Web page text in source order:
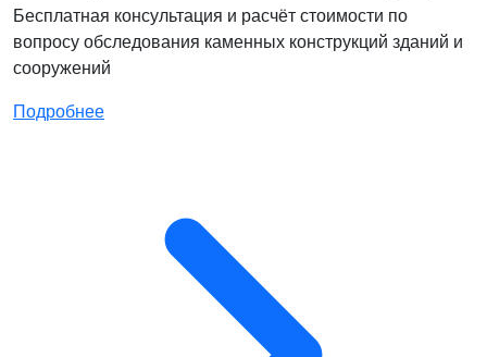
Бесплатная консультация и расчёт стоимости по
вопросу обследования каменных конструкций зданий и
сооружений
Подробнее